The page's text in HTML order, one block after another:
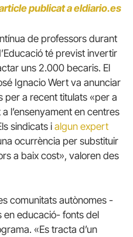
publicat a eldiario.es
de professors durant
té previst invertir
uns 2.000 becaris. El
Ignacio Wert va anunciar
per a recent titulats «per a
l’ensenyament en centres
sindicats i algun expert
ocurrència per substituir
a baix cost», valoren des
comunitats autònomes -
en educació- fonts del
«Es tracta d’un